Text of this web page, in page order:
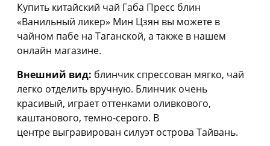
Купить китайский чай Габа Пресс блин
«Ванильный ликер» Мин Цзян вы можете в
чайном пабе на Таганской, а также в нашем
онлайн магазине.
Внешний вид: блинчик спрессован мягко, чай
легко отделить вручную. Блинчик очень
красивый, играет оттенками оливкового,
каштанового, темно-серого. В
центре выгравирован силуэт острова Тайвань.